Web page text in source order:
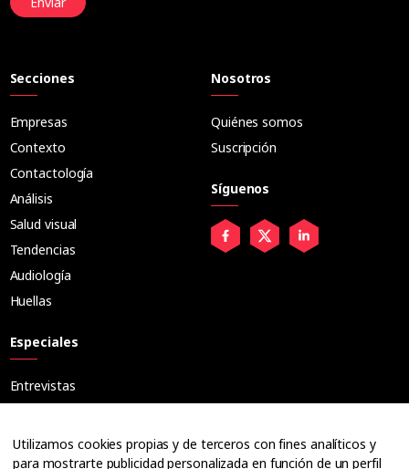
Secciones
Empresas
Contexto
Contactología
Análisis
Salud visual
Tendencias
Audiología
Huellas
Especiales
Entrevistas
Ópticos
Cuadernos
Nosotros
Quiénes somos
Suscripción
Síguenos
Utilizamos cookies propias y de terceros con fines analíticos y
para mostrarte publicidad personalizada en función de un perfil